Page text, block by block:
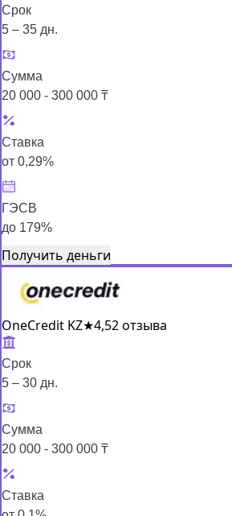
Срок
5 – 35 дн.
Сумма
20 000 - 300 000 ₸
Ставка
от 0,29%
ГЭСВ
до 179%
Получить деньги
OneCredit KZ★4,52 отзыва
Срок
5 – 30 дн.
Сумма
20 000 - 300 000 ₸
Ставка